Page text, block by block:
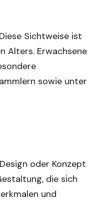
Sichtweise ist
Alters. Erwachsene
sowie unter
oder Konzept
die sich
und